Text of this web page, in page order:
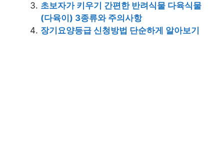
초보자가 키우기 간편한 반려식물 다육식물
(다육이) 3종류와 주의사항
장기요양등급 신청방법 단순하게 알아보기